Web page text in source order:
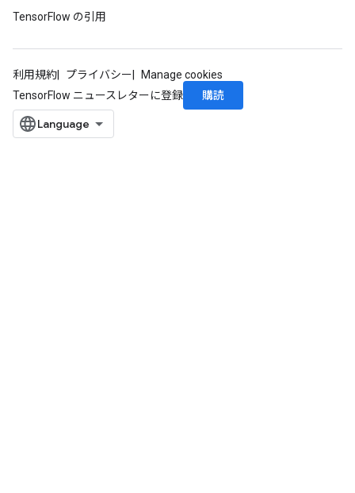
TensorFlow の引用
利用規約 プライバシー
Manage cookies
TensorFlow ニュースレターに登録
購読